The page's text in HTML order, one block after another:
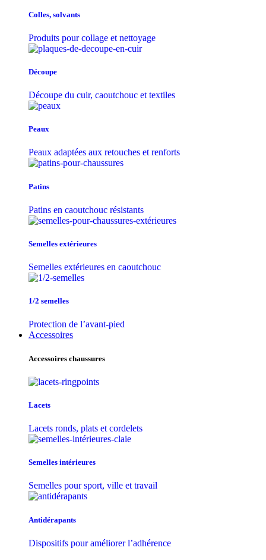
Colles, solvants
Produits pour collage et nettoyage
Découpe
Découpe du cuir, caoutchouc et textiles
Peaux
Peaux adaptées aux retouches et renforts
Patins
Patins en caoutchouc résistants
Semelles extérieures
Semelles extérieures en caoutchouc
1/2 semelles
Protection de l’avant-pied
Accessoires
Accessoires chaussures
Lacets
Lacets ronds, plats et cordelets
Semelles intérieures
Semelles pour sport, ville et travail
Antidérapants
Dispositifs pour améliorer l’adhérence